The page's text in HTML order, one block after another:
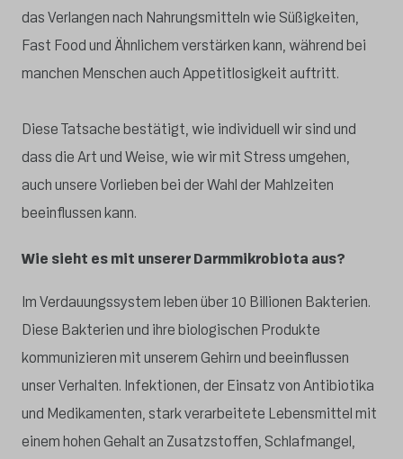
das Verlangen nach Nahrungsmitteln wie Süßigkeiten,
Fast Food und Ähnlichem verstärken kann, während bei
manchen Menschen auch Appetitlosigkeit auftritt.
Diese Tatsache bestätigt, wie individuell wir sind und
dass die Art und Weise, wie wir mit Stress umgehen,
auch unsere Vorlieben bei der Wahl der Mahlzeiten
beeinflussen kann.
Wie sieht es mit unserer Darmmikrobiota aus?
Im Verdauungssystem leben über 10 Billionen Bakterien.
Diese Bakterien und ihre biologischen Produkte
kommunizieren mit unserem Gehirn und beeinflussen
unser Verhalten. Infektionen, der Einsatz von Antibiotika
und Medikamenten, stark verarbeitete Lebensmittel mit
einem hohen Gehalt an Zusatzstoffen, Schlafmangel,